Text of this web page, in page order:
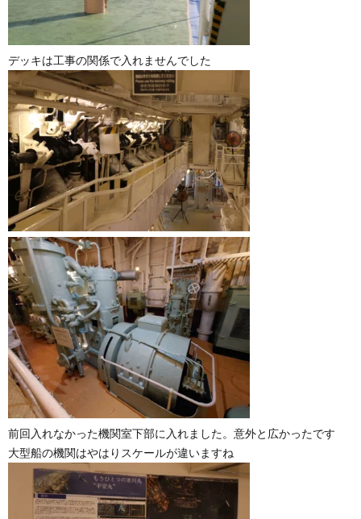
デッキは工事の関係で入れませんでした
前回入れなかった機関室下部に入れました。意外と広かったです
大型船の機関はやはりスケールが違いますね